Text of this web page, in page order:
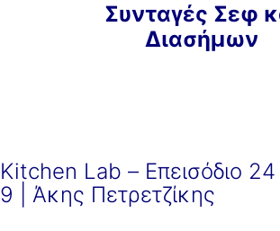
Συνταγές Σεφ
Διασήμων
Kitchen Lab – Επεισόδιο
9 | Άκης Πετρετζίκης